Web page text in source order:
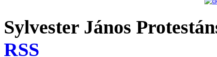
Sylvester János
RSS